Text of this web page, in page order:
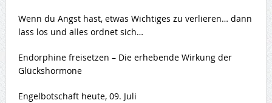
Wenn du Angst hast, etwas Wichtiges zu verlieren… dann
lass los und alles ordnet sich…
Endorphine freisetzen – Die erhebende Wirkung der
Glückshormone
Engelbotschaft heute, 09. Juli